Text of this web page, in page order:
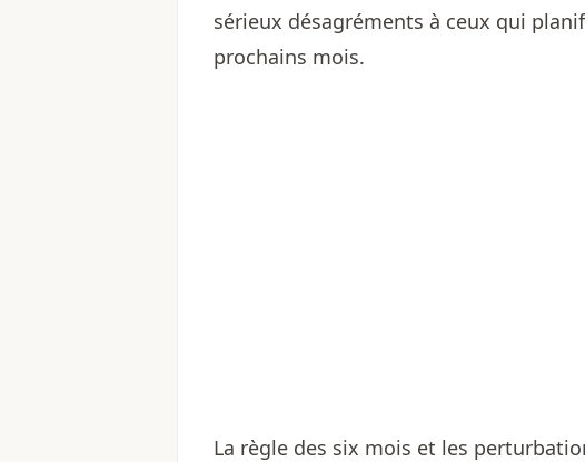
sérieux désagréments à ceux qui
prochains mois.
La règle des six mois et les